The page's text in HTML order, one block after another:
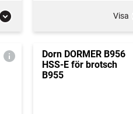
Visa
Dorn DORMER B956
HSS-E för brotsch
B955